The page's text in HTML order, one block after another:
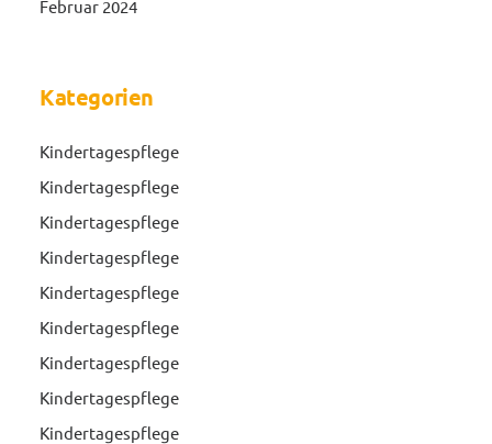
Februar 2024
Kategorien
Kindertagespflege
Kindertagespflege
Kindertagespflege
Kindertagespflege
Kindertagespflege
Kindertagespflege
Kindertagespflege
Kindertagespflege
Kindertagespflege